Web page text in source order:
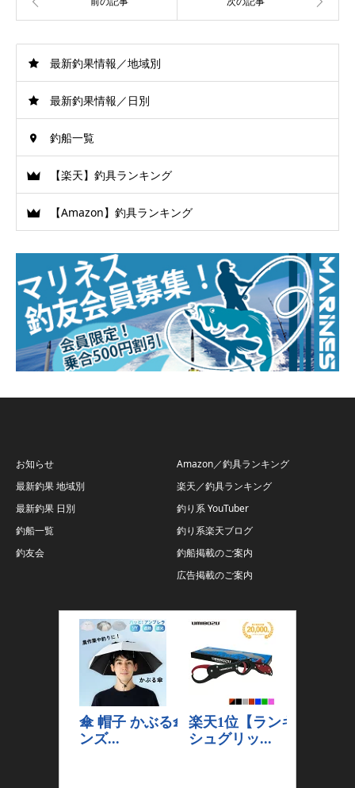
最新釣果情報／地域別
最新釣果情報／日別
釣船一覧
【楽天】釣具ランキング
【Amazon】釣具ランキング
お知らせ
最新釣果 地域別
最新釣果 日別
釣船一覧
釣友会
Amazon／釣具ランキング
楽天／釣具ランキング
釣り系 YouTuber
釣り系楽天ブログ
釣船掲載のご案内
広告掲載のご案内